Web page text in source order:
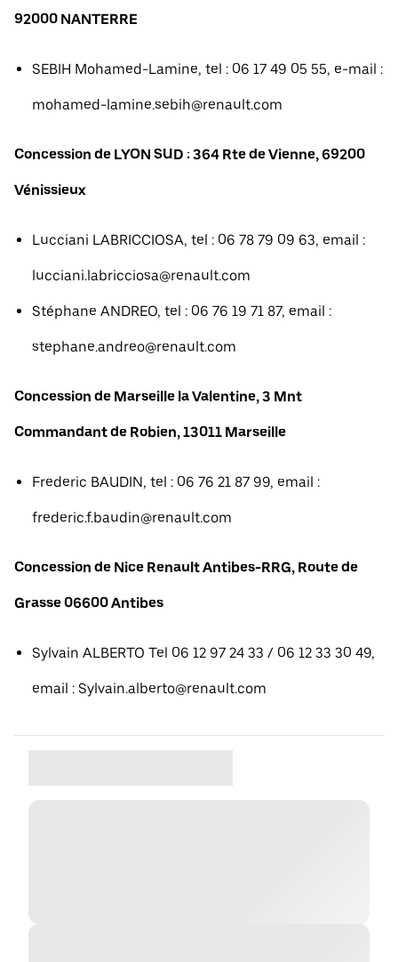
92000 NANTERRE
SEBIH Mohamed-Lamine, tel : 06 17 49 05 55, e-mail :
mohamed-lamine.sebih@renault.com
Concession de LYON SUD : 364 Rte de Vienne, 69200
Vénissieux
Lucciani LABRICCIOSA, tel : 06 78 79 09 63, email :
lucciani.labricciosa@renault.com
Stéphane ANDREO, tel : 06 76 19 71 87, email :
stephane.andreo@renault.com
Concession de Marseille la Valentine, 3 Mnt
Commandant de Robien, 13011 Marseille
Frederic BAUDIN, tel : 06 76 21 87 99, email :
frederic.f.baudin@renault.com
Concession de Nice Renault Antibes-RRG, Route de
Grasse 06600 Antibes
Sylvain ALBERTO Tel 06 12 97 24 33 / 06 12 33 30 49,
email : Sylvain.alberto@renault.com